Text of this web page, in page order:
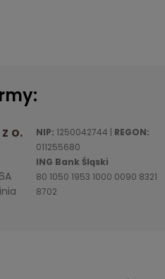
o.
NIP: 1250042744 | REGON:
011255680
ING Bank Śląski
80 1050 1953 1000 0090 8321
8702